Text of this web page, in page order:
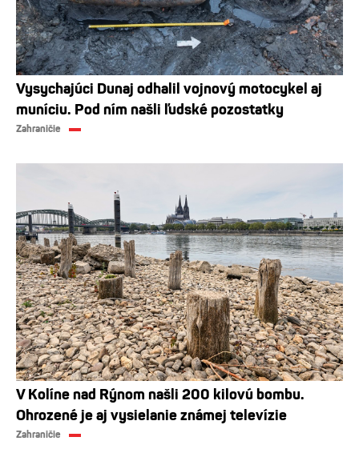
Vysychajúci Dunaj odhalil vojnový motocykel aj
muníciu. Pod ním našli ľudské pozostatky
Zahraničie
V Kolíne nad Rýnom našli 200 kilovú bombu.
Ohrozené je aj vysielanie známej televízie
Zahraničie